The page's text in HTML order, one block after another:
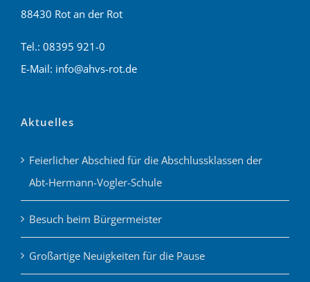
88430 Rot an der Rot
Tel.: 08395 921-0
E-Mail: info@ahvs-rot.de
Aktuelles
Feierlicher Abschied für die Abschlussklassen der
Abt-Hermann-Vogler-Schule
Besuch beim Bürgermeister
Großartige Neuigkeiten für die Pause